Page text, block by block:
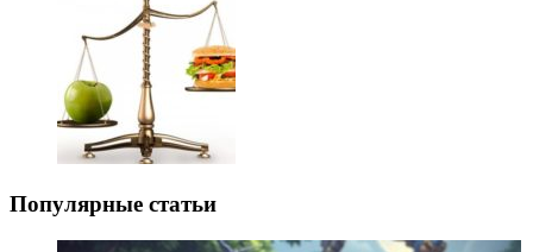
Популярные статьи